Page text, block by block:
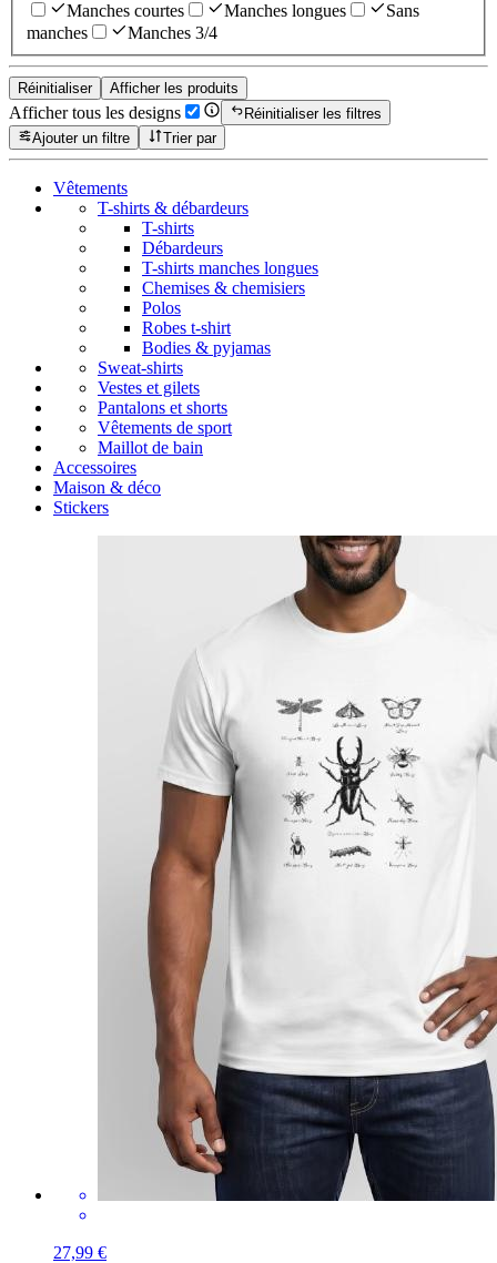
Manches courtes
Manches longues
Sans
manches
Manches 3/4
Réinitialiser Afficher les produits
Afficher tous les designs
Réinitialiser les filtres
Ajouter un filtre
Trier par
Vêtements
T-shirts & débardeurs
T-shirts
Débardeurs
T-shirts manches longues
Chemises & chemisiers
Polos
Robes t-shirt
Bodies & pyjamas
Sweat-shirts
Vestes et gilets
Pantalons et shorts
Vêtements de sport
Maillot de bain
Accessoires
Maison & déco
Stickers
27,99 €